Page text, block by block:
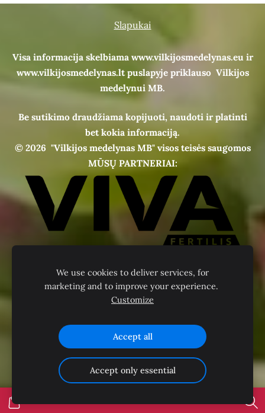
Slapukai
Visa informacija skelbiama www.vilkijosmedelynas.eu ir
www.vilkijosmedelynas.lt puslapyje priklauso Vilkijos
medelynui MB.
Be sutikimo draudžiama kopijuoti, naudoti ir platinti
bet kokia informaciją.
© 2026 "Vilkijos medelynas MB" visos teisės saugomos
MŪSŲ PARTNERIAI:
We use cookies to deliver services, for
marketing and to improve your experience.
Customize
Accept all
Accept only essential